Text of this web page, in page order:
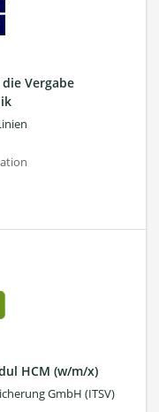
Vergabe
HCM (w/m/x)
GmbH (ITSV)